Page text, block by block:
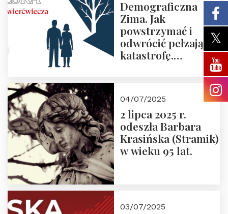
Demograficzna
Zima. Jak
powstrzymać i
odwrócić pełzającą
katastrofę.
pierwsze spotkanie
Nowego
Ćwierćwiecza”
04/07/2025
2 lipca 2025 r.
odeszła Barbara
Krasińska (Stramik)
w wieku 95 lat.
03/07/2025